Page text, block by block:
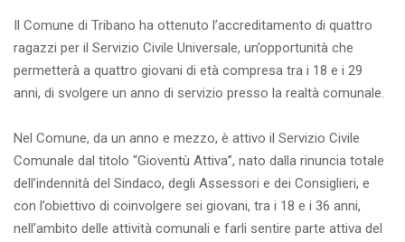
Il Comune di Tribano ha ottenuto l’accreditamento di quattro
ragazzi per il Servizio Civile Universale, un’opportunità che
permetterà a quattro giovani di età compresa tra i 18 e i 29
anni, di svolgere un anno di servizio presso la realtà comunale.
Nel Comune, da un anno e mezzo, è attivo il Servizio Civile
Comunale dal titolo “Gioventù Attiva”, nato dalla rinuncia totale
dell’indennità del Sindaco, degli Assessori e dei Consiglieri, e
con l’obiettivo di coinvolgere sei giovani, tra i 18 e i 36 anni,
nell’ambito delle attività comunali e farli sentire parte attiva del